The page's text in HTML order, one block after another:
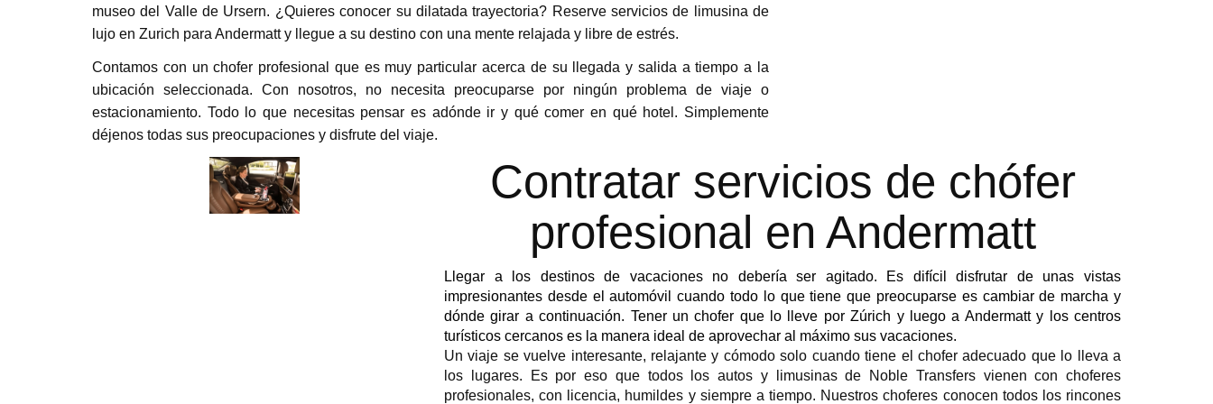
museo del Valle de Ursern. ¿Quieres conocer su dilatada trayectoria? Reserve servicios de limusina de
lujo en Zurich para Andermatt y llegue a su destino con una mente relajada y libre de estrés.
Contamos con un chofer profesional que es muy particular acerca de su llegada y salida a tiempo a la
ubicación seleccionada. Con nosotros, no necesita preocuparse por ningún problema de viaje o
estacionamiento. Todo lo que necesitas pensar es adónde ir y qué comer en qué hotel. Simplemente
déjenos todas sus preocupaciones y disfrute del viaje.
Contratar servicios de chófer
profesional en Andermatt
Llegar a los destinos de vacaciones no debería ser agitado. Es difícil disfrutar de unas vistas
impresionantes desde el automóvil cuando todo lo que tiene que preocuparse es cambiar de marcha y
dónde girar a continuación. Tener un chofer que lo lleve por Zúrich y luego a Andermatt y los centros
turísticos cercanos es la manera ideal de aprovechar al máximo sus vacaciones.
Un viaje se vuelve interesante, relajante y cómodo solo cuando tiene el chofer adecuado que lo lleva a
los lugares. Es por eso que todos los autos y limusinas de Noble Transfers vienen con choferes
profesionales, con licencia, humildes y siempre a tiempo. Nuestros choferes conocen todos los rincones